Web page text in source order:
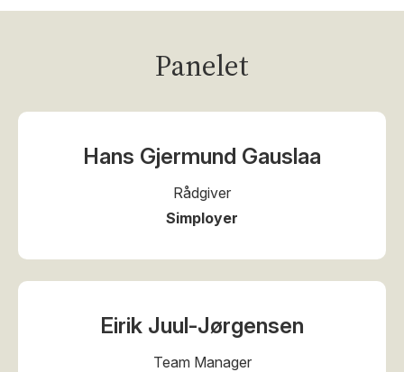
Panelet
Hans Gjermund Gauslaa
Rådgiver
Simployer
Eirik Juul-Jørgensen
Team Manager